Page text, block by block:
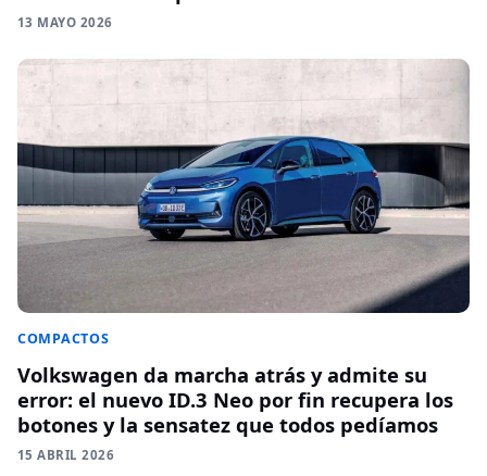
13 MAYO 2026
COMPACTOS
Volkswagen da marcha atrás y admite su
error: el nuevo ID.3 Neo por fin recupera los
botones y la sensatez que todos pedíamos
15 ABRIL 2026